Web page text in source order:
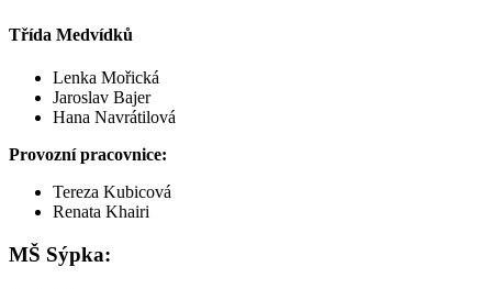
Třída Medvídků
Lenka Mořická
Jaroslav Bajer
Hana Navrátilová
Provozní pracovnice:
Tereza Kubicová
Renata Khairi
MŠ Sýpka: